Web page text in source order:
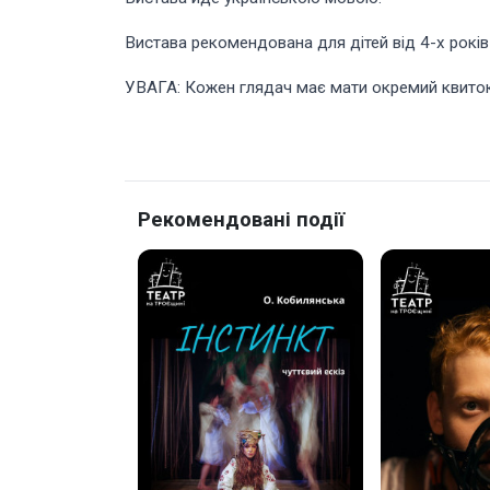
Вистава рекомендована для дітей від 4-х років
УВАГА: Кожен глядач має мати окремий
Рекомендовані події